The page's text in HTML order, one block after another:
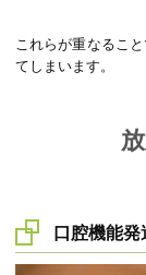
これらが重なるこ
てしまいます。
口腔機能